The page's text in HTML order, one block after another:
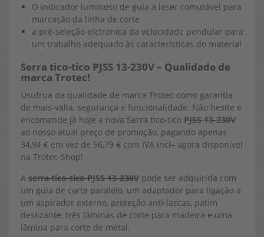
O indicador luminoso de guia a laser comutável para
marcação da linha de corte
a pré-seleção eletrónica da velocidade pendular para
um trabalho adequado às características do material
Serra tico-tico PJSS 13-230V – Qualidade de
marca Trotec!
Usufrua da qualidade de marca Trotec como garantia
de mais-valia, segurança e funcionalidade. Não hesite e
encomende já hoje a nova Serra tico-tico PJSS 13-230V
ao nosso atual preço de promoção, pagando apenas
34,94 € em vez de 56,79 € com IVA incl– agora disponível
na Trotec-Shop!
A serra tico-tico PJSS 13-230V pode ser adquirida com
um guia de corte paralelo, um adaptador para ligação a
um aspirador externo, proteção anti-lascas, patim
deslizante, três lâminas de corte para madeira e uma
lâmina para corte de metal.